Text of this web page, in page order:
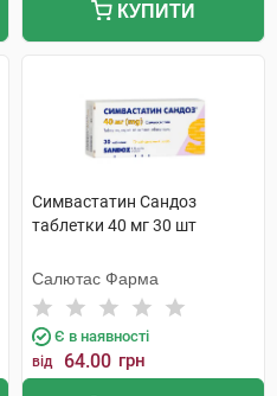
КУПИТИ
Симвастатин Сандоз
таблетки 40 мг 30 шт
Салютас Фарма
Є в наявності
від 64.00 грн